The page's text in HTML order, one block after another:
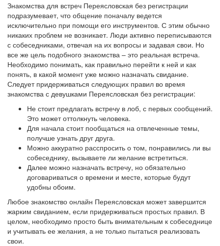
Знакомства для встреч Переясловская без регистрации
подразумевает, что общение поначалу ведется
исключительно при помощи его инструментов. С этим обычно
никаких проблем не возникает. Люди активно переписываются
с собеседниками, отвечая на их вопросы и задавая свои. Но
все же цель подобного знакомства – это реальная встреча.
Необходимо понимать, как правильно перейти к ней и как
понять, в какой момент уже можно назначать свидание.
Следует придерживаться следующих правил во время
знакомства с девушками Переясловская без регистрации:
Не стоит предлагать встречу в лоб, с первых сообщений.
Это может оттолкнуть человека.
Для начала стоит пообщаться на отвлеченные темы,
получше узнать друг друга.
Можно аккуратно расспросить о том, понравились ли вы
собеседнику, вызываете ли желание встретиться.
Далее можно назначать встречу, но обязательно
договариваться о времени и месте, которые будут
удобны обоим.
Любое знакомство онлайн Переясловская может завершится
жарким свиданием, если придерживаться простых правил. В
целом, необходимо просто быть внимательным к собеседнице
и учитывать ее желания, а не только пытаться реализовать
свои.